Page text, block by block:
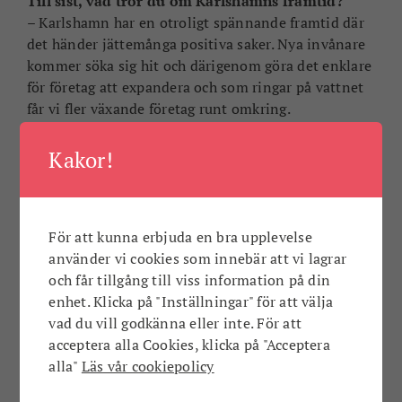
– Karlshamn har en otroligt spännande framtid där
det händer jättemånga positiva saker. Nya invånare
kommer söka sig hit och därigenom göra det enklare
för företag att expandera och som ringar på vattnet
får vi fler växande företag runt omkring.
ANNONS
Kakor!
För att kunna erbjuda en bra upplevelse
använder vi cookies som innebär att vi lagrar
och får tillgång till viss information på din
enhet. Klicka på "Inställningar" för att välja
vad du vill godkänna eller inte. För att
acceptera alla Cookies, klicka på "Acceptera
alla" Läs vår cookiepolicy